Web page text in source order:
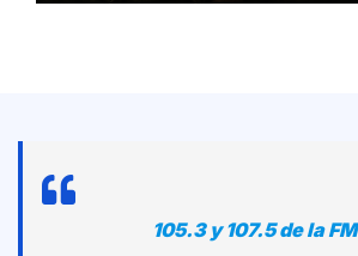
105.3 y 107.5 de la FM